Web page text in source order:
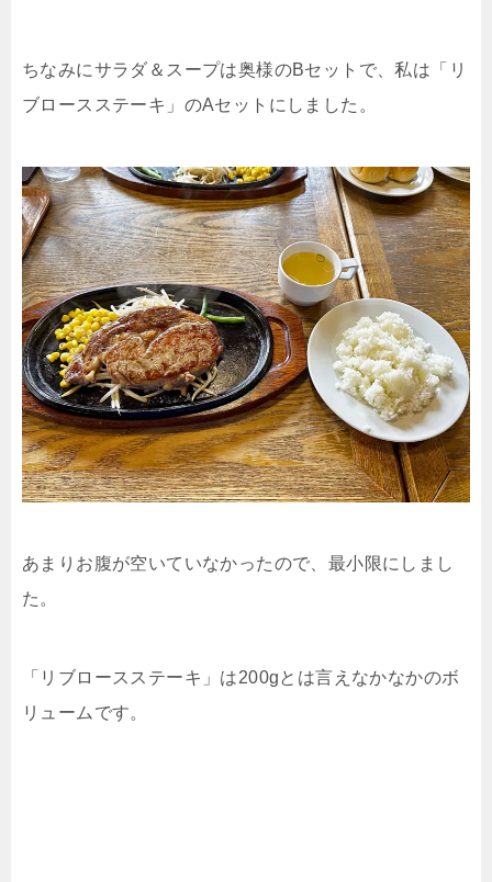
ちなみにサラダ＆スープは奥様のBセットで、私は「リ
ブロースステーキ」のAセットにしました。
あまりお腹が空いていなかったので、最小限にしまし
た。
「リブロースステーキ」は200gとは言えなかなかのボ
リュームです。